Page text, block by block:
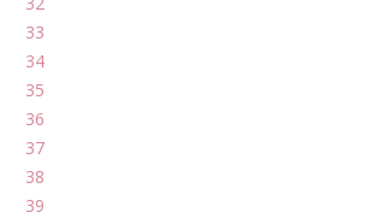
33
34
35
36
37
38
39